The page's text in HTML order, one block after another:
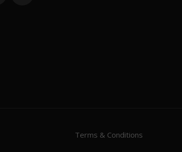
Terms & Conditions